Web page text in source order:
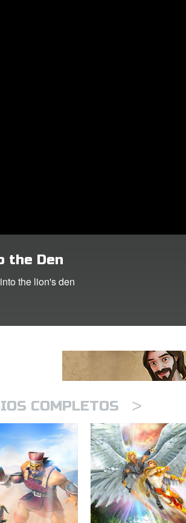
the Den
the lion's den
COMPLETOS >